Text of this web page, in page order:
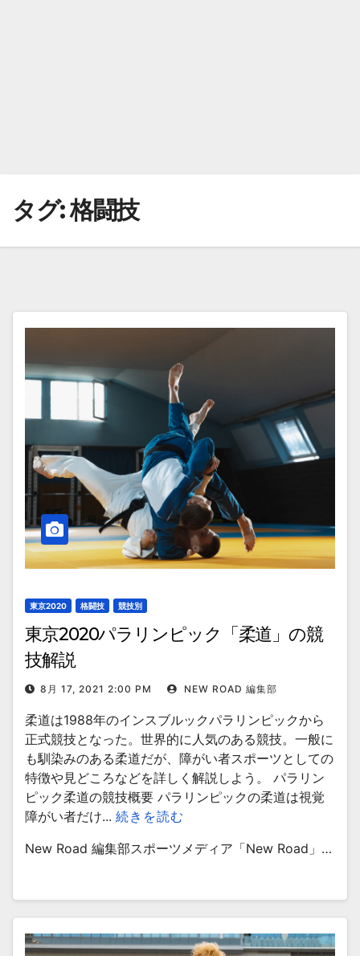
タグ:格闘技
東京2020 格闘技 競技別
東京2020パラリンピック「柔道」の競
技解説
8月 17, 2021 2:00 PM NEW ROAD 編集部
柔道は1988年のインスブルックパラリンピックから
正式競技となった。世界的に人気のある競技。一般に
も馴染みのある柔道だが、障がい者スポーツとしての
特徴や見どころなどを詳しく解説しよう。 パラリン
ピック柔道の競技概要 パラリンピックの柔道は視覚
障がい者だけ... 続きを読む
New Road 編集部スポーツメディア「New Road」…